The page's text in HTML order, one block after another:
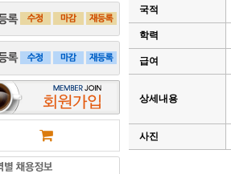
국적
학력
급여
상세내용
사진